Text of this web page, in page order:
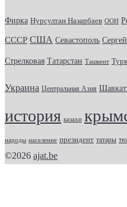
Фирка Нурсултан Назарбаев ООН
СССР США Севастополь
Стрелковая Татарстан Ташкент
Украина Центральная Азия
история казахи
народы население президент татары
©2026 ajat.be